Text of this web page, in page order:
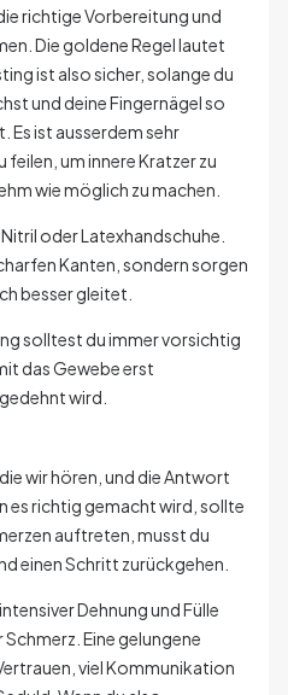
richtige Vorbereitung und
Die goldene Regel lautet
ist also sicher, solange du
und deine Fingernägel so
Es ist ausserdem sehr
um innere Kratzer zu
wie möglich zu machen.
oder Latexhandschuhe.
Kanten, sondern sorgen
besser gleitet.
solltest du immer vorsichtig
das Gewebe erst
wird.
wir hören, und die Antwort
es richtig gemacht wird, sollte
auftreten, musst du
einen Schritt zurückgehen.
Dehnung und Fülle
Eine gelungene
viel Kommunikation